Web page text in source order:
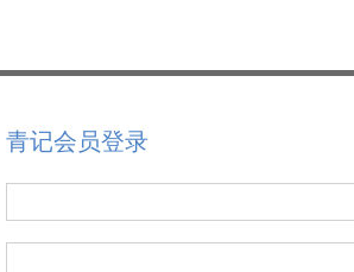
青记会员登录